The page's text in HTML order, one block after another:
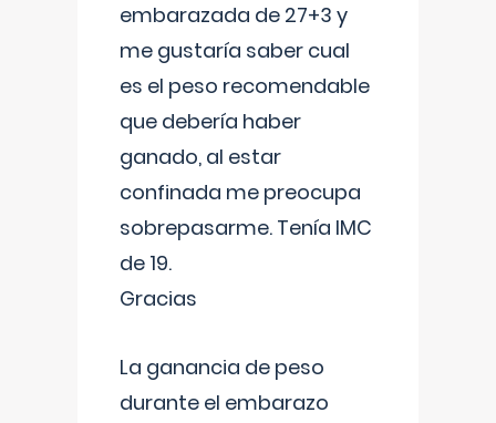
embarazada de 27+3 y
me gustaría saber cual
es el peso recomendable
que debería haber
ganado, al estar
confinada me preocupa
sobrepasarme. Tenía IMC
de 19.
Gracias
La ganancia de peso
durante el embarazo